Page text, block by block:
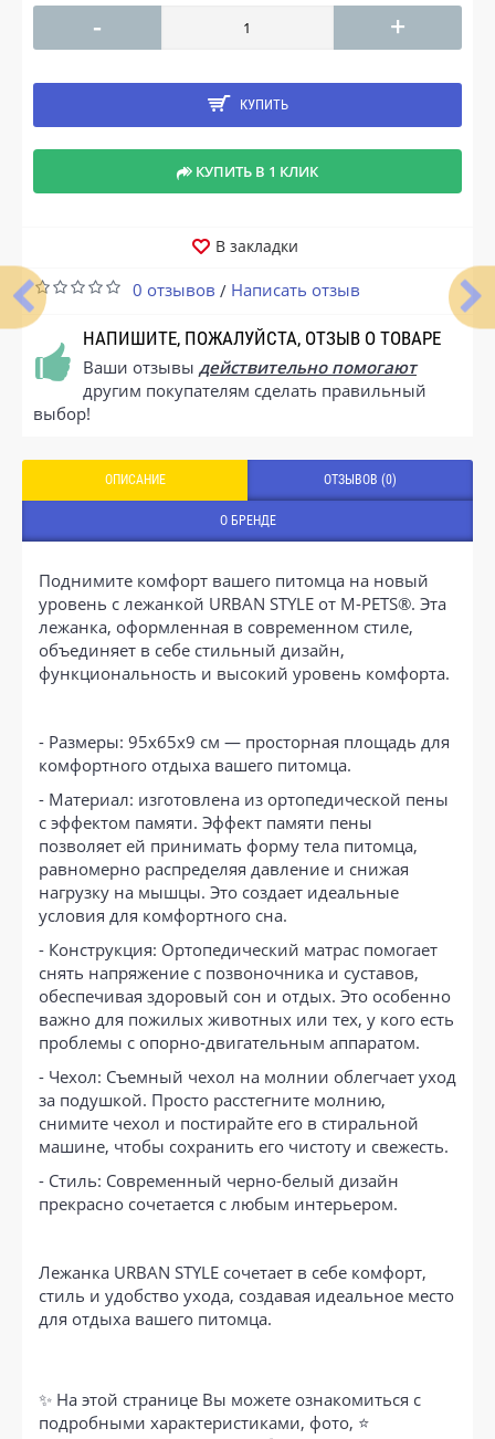
- +
КУПИТЬ
КУПИТЬ В 1 КЛИК
В закладки
0 отзывов / Написать отзыв
НАПИШИТЕ, ПОЖАЛУЙСТА, ОТЗЫВ О ТОВАРЕ
Ваши отзывы действительно помогают
другим покупателям сделать правильный
выбор!
ОПИСАНИЕ ОТЗЫВОВ (0)
О БРЕНДЕ
Поднимите комфорт вашего питомца на новый
уровень с лежанкой URBAN STYLE от M-PETS®. Эта
лежанка, оформленная в современном стиле,
объединяет в себе стильный дизайн,
функциональность и высокий уровень комфорта.
- Размеры: 95x65x9 см — просторная площадь для
комфортного отдыха вашего питомца.
- Материал: изготовлена из ортопедической пены
с эффектом памяти. Эффект памяти пены
позволяет ей принимать форму тела питомца,
равномерно распределяя давление и снижая
нагрузку на мышцы. Это создает идеальные
условия для комфортного сна.
- Конструкция: Ортопедический матрас помогает
снять напряжение с позвоночника и суставов,
обеспечивая здоровый сон и отдых. Это особенно
важно для пожилых животных или тех, у кого есть
проблемы с опорно-двигательным аппаратом.
- Чехол: Съемный чехол на молнии облегчает уход
за подушкой. Просто расстегните молнию,
снимите чехол и постирайте его в стиральной
машине, чтобы сохранить его чистоту и свежесть.
- Стиль: Современный черно-белый дизайн
прекрасно сочетается с любым интерьером.
Лежанка URBAN STYLE сочетает в себе комфорт,
стиль и удобство ухода, создавая идеальное место
для отдыха вашего питомца.
✨ На этой странице Вы можете ознакомиться с
подробными характеристиками, фото, ⭐